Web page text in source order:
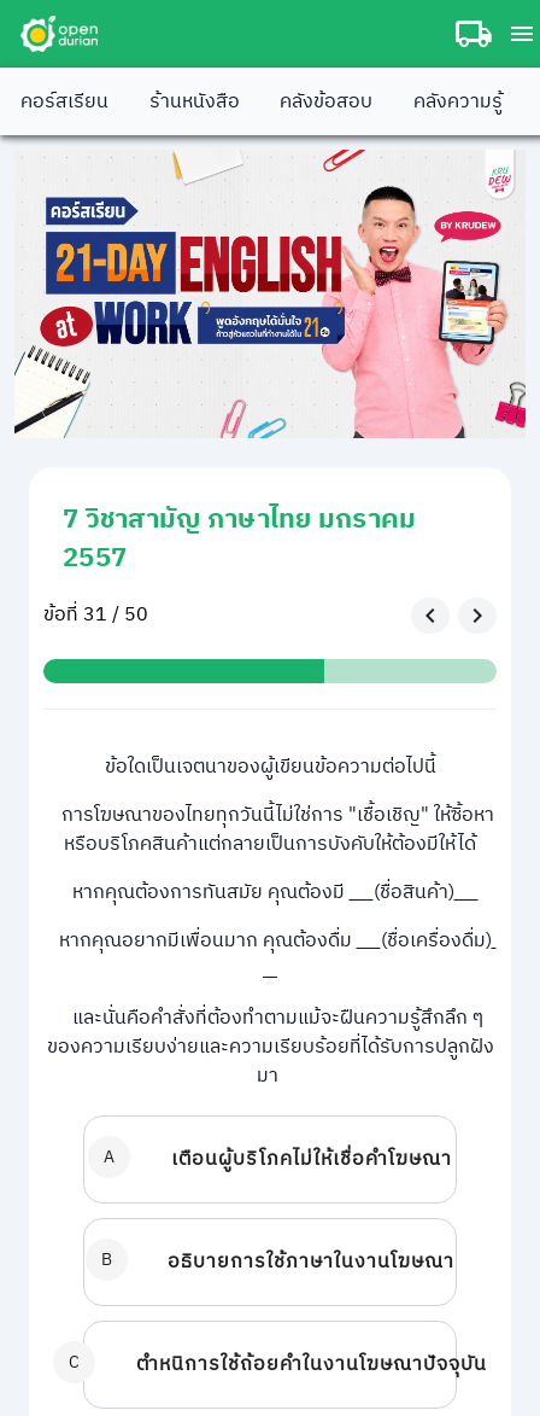
คอร์สเรียน ร้านหนังสือ คลังข้อสอบ คลังความรู้
7 วิชาสามัญ ภาษาไทย มกราคม
2557
ข้อที่ 31 / 50
ข้อใดเป็นเจตนาของผู้เขียนข้อความต่อไปนี้
การโฆษณาของไทยทุกวันนี้ไม่ใช่การ "เชื้อเชิญ" ให้ซิ้อหา
หรือบริโภคสินค้าแต่กลายเป็นการบังคับให้ต้องมีให้ได้
หากคุณต้องการทันสมัย คุณต้องมี
(ชื่อสินค้า)
หากคุณอยากมีเพื่อนมาก คุณต้องดื่ม
(ชื่อเครื่องดื่ม)
และนั่นคือคำสั่งที่ต้องทำตามแม้จะฝืนความรู้สึกลึก ๆ
ของความเรียบง่ายและความเรียบร้อยที่ได้รับการปลูกฝัง
มา
A เตือนผู้บริโภคไม่ให้เชื่อคำโฆษณา
B อธิบายการใช้ภาษาในงานโฆษณา
C ตำหนิการใช้ถ้อยคำในงานโฆษณาปัจจุบัน